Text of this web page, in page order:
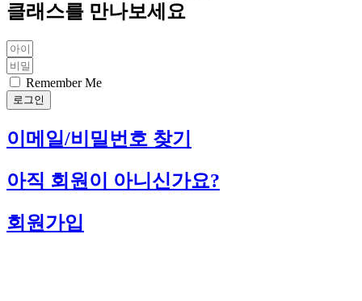
클래스를 만나보세요
Remember Me
로그인
이메일/비밀번호 찾기
아직 회원이 아니신가요?
회원가입